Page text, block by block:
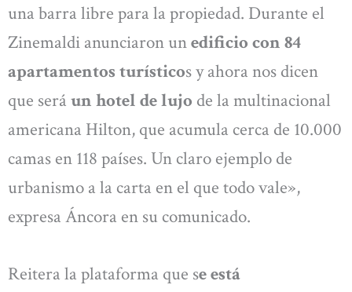
una barra libre para la propiedad. Durante el
Zinemaldi anunciaron unedificio con 84
apartamentos turísticos y ahora nos dicen
que será un hotel de lujo de la multinacional
americana Hilton, que acumula cerca de 10.000
camas en 118 países. Un claro ejemplo de
urbanismo a la carta en el que todo vale»,
expresa Áncora en su comunicado.
Reitera la plataforma que se está